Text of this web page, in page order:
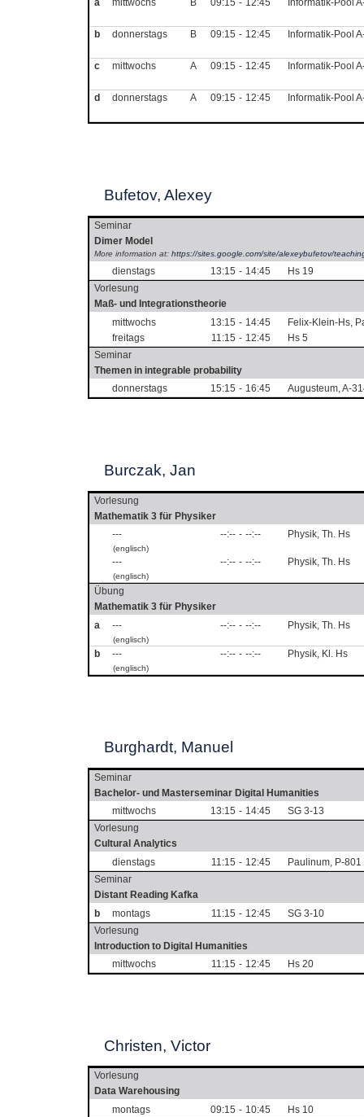
a mittwochs B 09:15 - 12:45 Informatik-Pool
b donnerstags B 09:15 - 12:45 Informatik-Pool
c mittwochs A 09:15 - 12:45 Informatik-Pool
d donnerstags A 09:15 - 12:45 Informatik-Pool
Bufetov, Alexey
Seminar
Dimer Model
More information at:https://sites.google.com/site/alexeybufetov/
dienstags 13:15 - 14:45
Hs 19
Vorlesung
Maß- und Integrationstheorie
mittwochs
13:15 - 14:45
Felix-Klein-Hs,
freitags
11:15 - 12:45
Hs 5
Seminar
Themen in integrable probability
donnerstags
15:15 - 16:45 Augusteum, A-
Burczak, Jan
Vorlesung
Mathematik 3 für Physiker
---
--:-- - --:--
(englisch)
Physik, Th. Hs
--- --:-- - --:--
(englisch)
Physik, Th. Hs
Übung
Mathematik 3 für Physiker
a
--- --:-- - --:--
(englisch)
Physik, Th. Hs
b --- --:-- - --:--
(englisch)
Physik, Kl. Hs
Burghardt, Manuel
Seminar
Bachelor- und Masterseminar Digital Humanities
mittwochs
13:15 - 14:45
SG 3-13
Vorlesung
Cultural Analytics
dienstags
11:15 - 12:45
Paulinum, P-801
Seminar
Distant Reading Kafka
b
montags 11:15 - 12:45
SG 3-10
Vorlesung
Introduction to Digital Humanities
mittwochs
11:15 - 12:45 Hs 20
Christen, Victor
Vorlesung
Data Warehousing
montags
09:15 - 10:45
Hs 10